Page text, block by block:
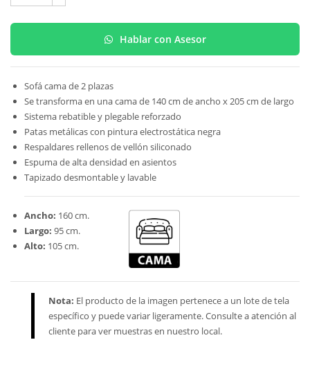
Hablar con Asesor
Sofá cama de 2 plazas
Se transforma en una cama de 140 cm de ancho x 205 cm de largo
Sistema rebatible y plegable reforzado
Patas metálicas con pintura electrostática negra
Respaldares rellenos de vellón siliconado
Espuma de alta densidad en asientos
Tapizado desmontable y lavable
Ancho: 160 cm.
Largo: 95 cm.
Alto: 105 cm.
Nota: El producto de la imagen pertenece a un lote de tela
específico y puede variar ligeramente. Consulte a atención al
cliente para ver muestras en nuestro local.